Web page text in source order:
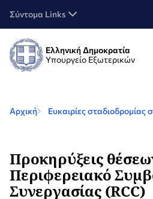
Σύντομα Links
Ελληνική Δημοκρατία
Υπουργείο Εξωτερικών
Αρχική Ευκαιρίες σταδιοδρομίας
Προκηρύξεις
Περιφερειακό
Συνεργασίας (RCC)